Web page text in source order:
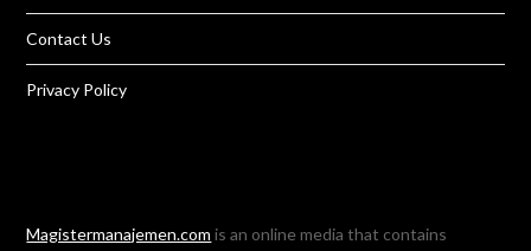
Contact Us
Privacy Policy
Magistermanajemen.com is an online media that contains